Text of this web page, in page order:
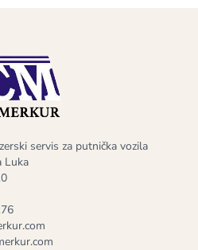
servis za putnička vozila
Luka